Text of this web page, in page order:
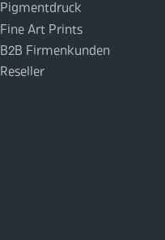
Pigmentdruck
Fine Art Prints
B2B Firmenkunden
Reseller